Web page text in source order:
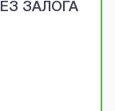
ЗАЛОГА